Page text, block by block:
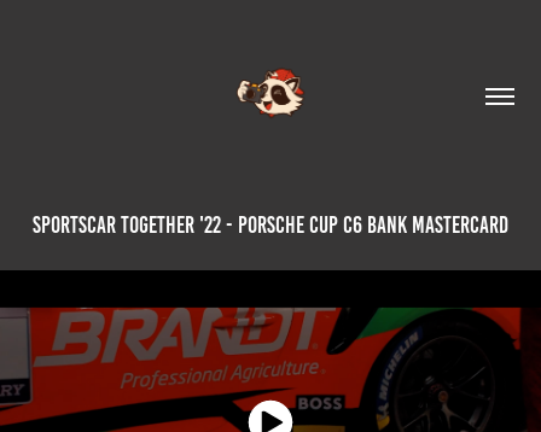
Sportscar Together '22 - Porsche Cup C6 Bank Mastercard